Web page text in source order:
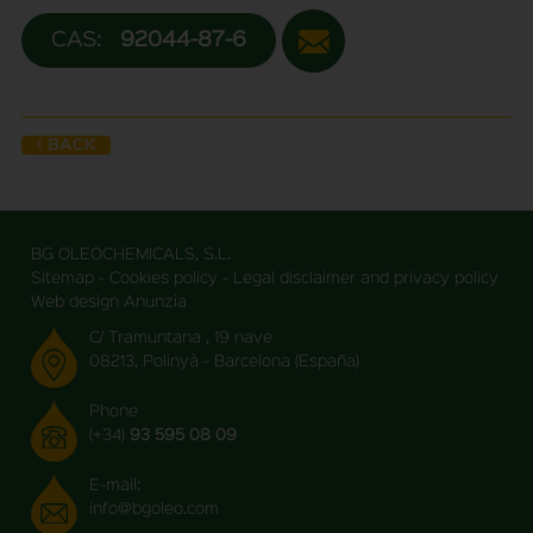
CAS: 92044-87-6
< BACK
BG OLEOCHEMICALS, S.L.
Sitemap
Cookies policy
Legal disclaimer and privacy policy
Web design Anunzia
C/ Tramuntana , 19 nave
08213, Polinyà - Barcelona (España)
Phone
(+34) 93 595 08 09
E-mail:
info@bgoleo.com